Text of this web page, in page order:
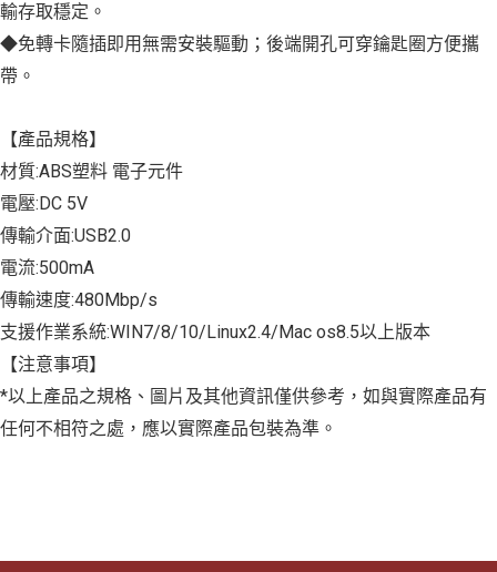
輸存取穩定。
◆免轉卡隨插即用無需安裝驅動；後端開孔可穿鑰匙圈方便攜
帶。
【產品規格】
材質:ABS塑料 電子元件
電壓:DC 5V
傳輸介面:USB2.0
電流:500mA
傳輸速度:480Mbp/s
支援作業系統:WIN7/8/10/Linux2.4/Mac os8.5以上版本
【注意事項】
*以上產品之規格、圖片及其他資訊僅供參考，如與實際產品有
任何不相符之處，應以實際產品包裝為準。